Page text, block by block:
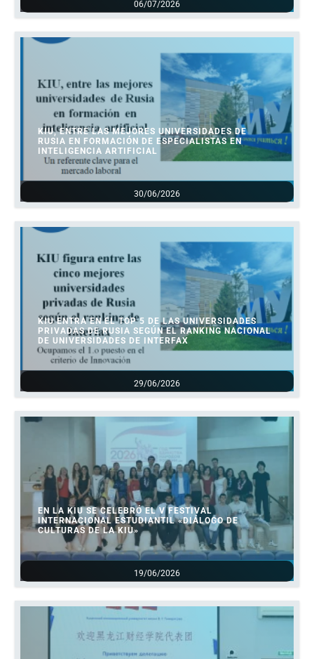
06/07/2026
30/06/2026
KIU, ENTRE LAS MEJORES UNIVERSIDADES DE
RUSIA EN FORMACIÓN DE ESPECIALISTAS EN
INTELIGENCIA ARTIFICIAL
29/06/2026
KIU ENTRA EN EL TOP 5 DE LAS UNIVERSIDADES
PRIVADAS DE RUSIA SEGÚN EL RANKING NACIONAL
DE UNIVERSIDADES DE INTERFAX
19/06/2026
EN LA KIU SE CELEBRÓ EL V FESTIVAL
INTERNACIONAL ESTUDIANTIL «DIÁLOGO DE
CULTURAS DE LA KIU»